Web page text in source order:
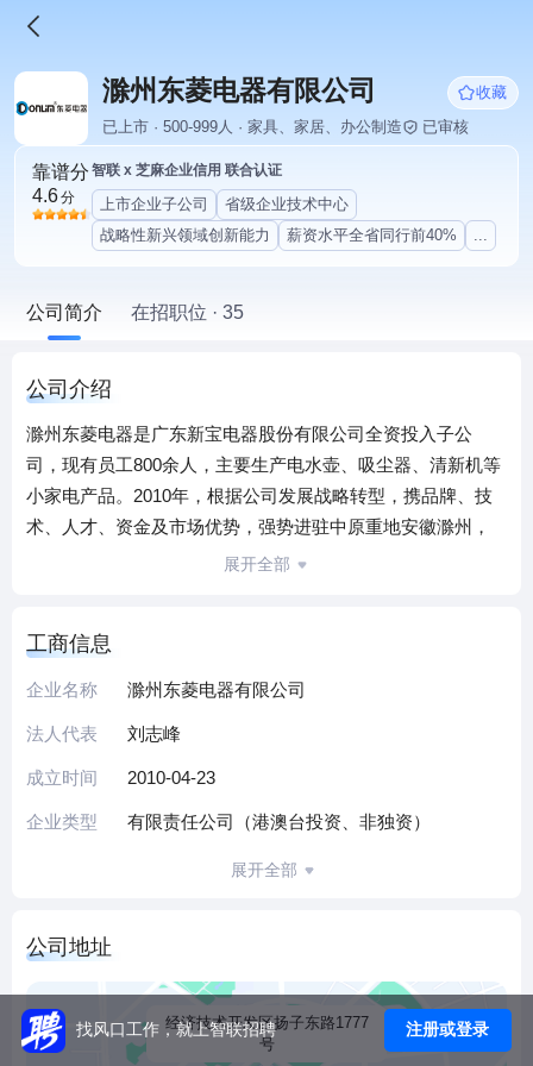
滁州东菱电器有限公司
收藏
已上市 · 500-999人 · 家具、家居、办公制造
已审核
靠谱分
4.6分
智联 x 芝麻企业信用 联合认证
上市企业子公司
省级企业技术中心
战略性新兴领域创新能力
薪资水平全省同行前40% ...
公司简介 在招职位 · 35
公司介绍
滁州东菱电器是广东新宝电器股份有限公司全资投入子公
司，现有员工800余人，主要生产电水壶、吸尘器、清新机等
小家电产品。2010年，根据公司发展战略转型，携品牌、技
术、人才、资金及市场优势，强势进驻中原重地安徽滁州，
在滁州经济技术开发区投资建设新产业园区，新工业园占地
广东新宝电器股份有限公司，为A股上市公司（股票代码：
002705），始创于1995年，公司以“Donlim”为核心自有品
电器、电器配件和婴儿电器用品等几大类产品,并提供市场策
略、设计研究、产品实现、模具研究、产品测试认证、量产
际知名品牌商、零售商“一站式”采购的需要。
公司提供五险，免费工作餐，宿舍免费无线网络。
展开全部
工商信息
企业名称 滁州东菱电器有限公司
法人代表 刘志峰
成立时间 2010-04-23
企业类型 有限责任公司（港澳台投资、非独资）
展开全部
公司地址
经济技术开发区扬子东路1777
号
找风口工作，就上智联招聘 注册或登录